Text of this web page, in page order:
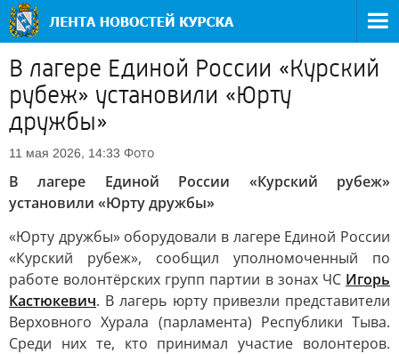
В лагере Единой России «Курский
рубеж» установили «Юрту
дружбы»
11 мая 2026, 14:33 Фото
В лагере Единой России «Курский рубеж»
установили «Юрту дружбы»
«Юрту дружбы» оборудовали в лагере Единой России
«Курский рубеж», сообщил уполномоченный по
работе волонтёрских групп партии в зонах ЧС Игорь
Кастюкевич. В лагерь юрту привезли представители
Верховного Хурала (парламента) Республики Тыва.
Среди них те, кто принимал участие волонтеров.